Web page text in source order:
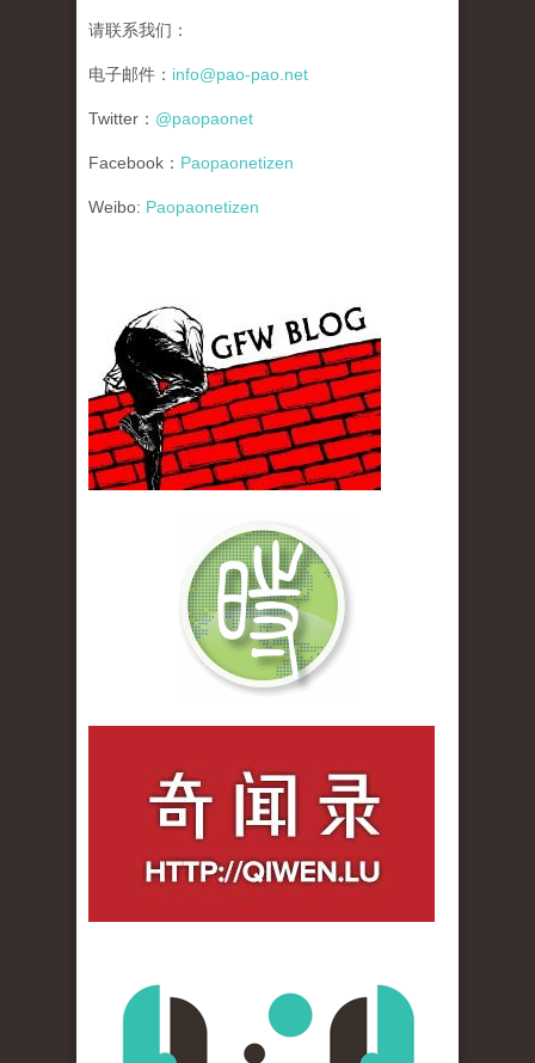
请联系我们：
电子邮件： info@pao-pao.net
Twitter： @paopaonet
Facebook： Paopaonetizen
Weibo: Paopaonetizen
gfw_blog_small.jpg